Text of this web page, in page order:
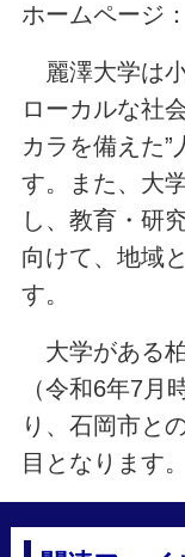
ホームページ
麗澤大学は
ローカルな社
カラを備えた”
す。また、大
し、教育・研
向けて、地域
す。
大学がある
（令和6年7月
り、石岡市と
目となります。